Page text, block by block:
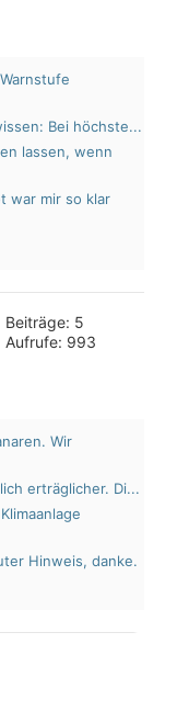
Bei höchste...
lassen, wenn
war mir so klar
Beiträge: 5
Aufrufe: 993
Wir
erträglicher. Di...
Hinweis, danke.